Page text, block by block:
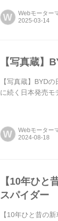
W Webモーター
【写真蔵】
【写真蔵】BYD
に続く日本発売モ
W Webモーター
【10年ひと
スパイダー
【10年ひと昔の